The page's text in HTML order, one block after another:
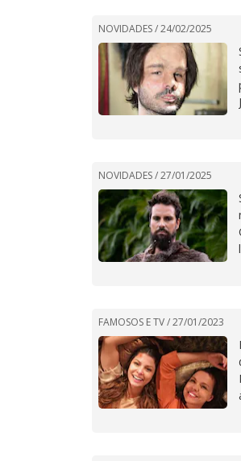
NOVIDADES /24/02/2025
NOVIDADES /27/01/2025
FAMOSOS E TV /27/01/2023